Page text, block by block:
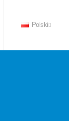
Polski